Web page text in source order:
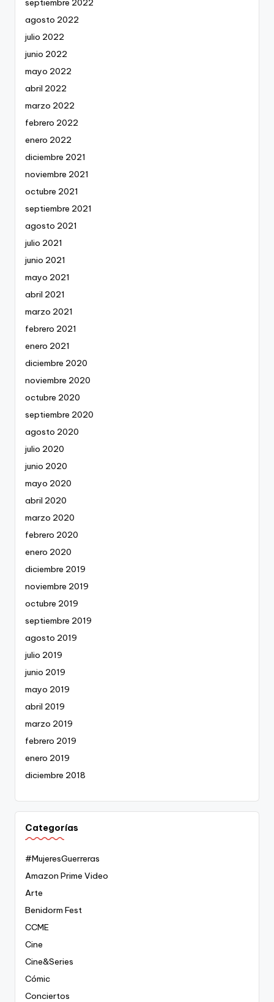
septiembre 2022
agosto 2022
julio 2022
junio 2022
mayo 2022
abril 2022
marzo 2022
febrero 2022
enero 2022
diciembre 2021
noviembre 2021
octubre 2021
septiembre 2021
agosto 2021
julio 2021
junio 2021
mayo 2021
abril 2021
marzo 2021
febrero 2021
enero 2021
diciembre 2020
noviembre 2020
octubre 2020
septiembre 2020
agosto 2020
julio 2020
junio 2020
mayo 2020
abril 2020
marzo 2020
febrero 2020
enero 2020
diciembre 2019
noviembre 2019
octubre 2019
septiembre 2019
agosto 2019
julio 2019
junio 2019
mayo 2019
abril 2019
marzo 2019
febrero 2019
enero 2019
diciembre 2018
Categorías
#MujeresGuerreras
Amazon Prime Video
Arte
Benidorm Fest
CCME
Cine
Cine&Series
Cómic
Conciertos